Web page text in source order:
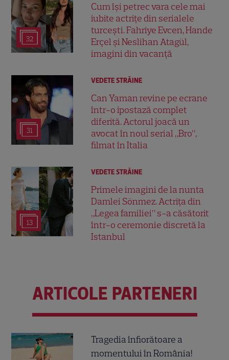
32
Cum își petrec vara cele mai
iubite actrițe din serialele
turcești. Fahriye Evcen, Hande
Erçel și Neslihan Atagül,
imagini din vacanță
31
VEDETE STRĂINE
Can Yaman revine pe ecrane
într-o ipostază complet
diferită. Actorul joacă un
avocat în noul serial „Bro”,
filmat în Italia
13
VEDETE STRĂINE
Primele imagini de la nunta
Damlei Sönmez. Actrița din
„Legea familiei” s-a căsătorit
într-o ceremonie discretă la
Istanbul
ARTICOLE PARTENERI
Tragedia înfiorătoare a
momentului în România!